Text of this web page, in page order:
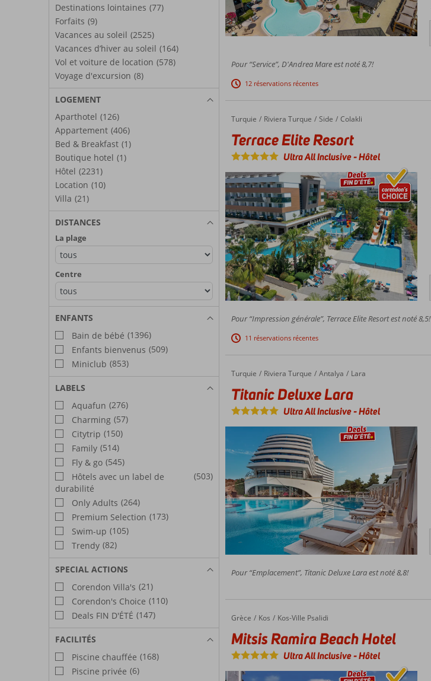
Destinations lointaines (77)
Forfaits (9)
Vacances au soleil (2525)
Vacances d’hiver au soleil (164)
Vol et voiture de location (578)
Voyage d'excursion (8)
LOGEMENT
Aparthotel (126)
Appartement (406)
Bed & Breakfast (1)
Boutique hotel (1)
Hôtel (2231)
Location (10)
Villa (21)
DISTANCES
La plage
Centre
ENFANTS
Bain de bébé (1396)
Enfants bienvenus (509)
Miniclub (853)
LABELS
Aquafun (276)
Charming (57)
Citytrip (150)
Family (514)
Fly & go (545)
Hôtels avec un label de
durabilité
(503)
Only Adults (264)
Premium Selection (173)
Swim-up (105)
Trendy (82)
SPECIAL ACTIONS
Corendon Villa's (21)
Corendon's Choice (110)
Deals FIN D'ÉTÉ (147)
FACILITÉS
Piscine chauffée (168)
Piscine privée (6)
Pour “Service”, D'Andrea Mare est noté 8,7!
12 réservations récentes
Accueil
Turquie Riviera Turque Side Colakli
Terrace Elite Resort
Terrace Elite Resort
Ultra All Inclusive-Hôtel
Pour “Impression générale”, Terrace Elite Resort est noté 8,5!
11 réservations récentes
Accueil
Turquie Riviera Turque Antalya Lara
Titanic Deluxe Lara
Titanic Deluxe Lara
Ultra All Inclusive-Hôtel
Pour “Emplacement”, Titanic Deluxe Lara est noté 8,8!
Accueil
Grèce Kos Kos-Ville Psalidi
Mitsis Ramira Beach Hotel
Mitsis Ramira Beach Hotel
Ultra All Inclusive-Hôtel